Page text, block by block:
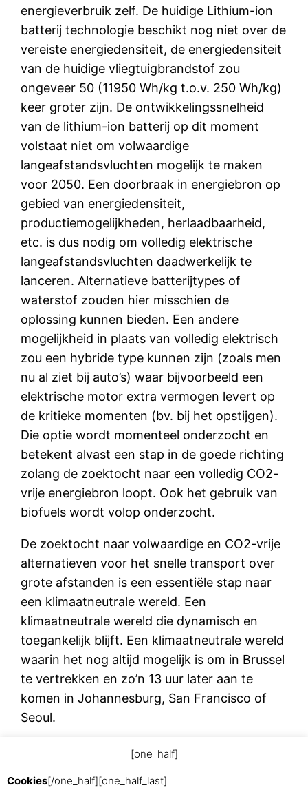
energieverbruik zelf. De huidige Lithium-ion
batterij technologie beschikt nog niet over de
vereiste energiedensiteit, de energiedensiteit
van de huidige vliegtuigbrandstof zou
ongeveer 50 (11950 Wh/kg t.o.v. 250 Wh/kg)
keer groter zijn. De ontwikkelingssnelheid
van de lithium-ion batterij op dit moment
volstaat niet om volwaardige
langeafstandsvluchten mogelijk te maken
voor 2050. Een doorbraak in energiebron op
gebied van energiedensiteit,
productiemogelijkheden, herlaadbaarheid,
etc. is dus nodig om volledig elektrische
langeafstandsvluchten daadwerkelijk te
lanceren. Alternatieve batterijtypes of
waterstof zouden hier misschien de
oplossing kunnen bieden. Een andere
mogelijkheid in plaats van volledig elektrisch
zou een hybride type kunnen zijn (zoals men
nu al ziet bij auto’s) waar bijvoorbeeld een
elektrische motor extra vermogen levert op
de kritieke momenten (bv. bij het opstijgen).
Die optie wordt momenteel onderzocht en
betekent alvast een stap in de goede richting
zolang de zoektocht naar een volledig CO2-
vrije energiebron loopt. Ook het gebruik van
biofuels wordt volop onderzocht.
De zoektocht naar volwaardige en CO2-vrije
alternatieven voor het snelle transport over
grote afstanden is een essentiële stap naar
een klimaatneutrale wereld. Een
klimaatneutrale wereld die dynamisch en
toegankelijk blijft. Een klimaatneutrale wereld
waarin het nog altijd mogelijk is om in Brussel
te vertrekken en zo’n 13 uur later aan te
komen in Johannesburg, San Francisco of
Seoul.
[one_half]
Cookies[/one_half][one_half_last]